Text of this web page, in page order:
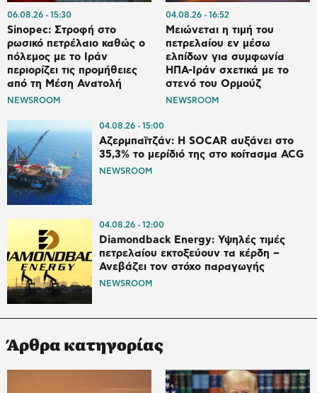
06.08.26 15:30
Sinopec: Στροφή στο
ρωσικό πετρέλαιο καθώς ο
πόλεμος με το Ιράν
περιορίζει τις προμήθειες
από τη Μέση Ανατολή
NEWSROOM
04.08.26 16:52
Μειώνεται η τιμή του
πετρελαίου εν μέσω
ελπίδων για συμφωνία
ΗΠΑ-Ιράν σχετικά με το
στενό του Ορμούζ
NEWSROOM
04.08.26 15:00
Αζερμπαϊτζάν: Η SOCAR αυξάνει στο
35,3% το μερίδιό της στο κοίτασμα ACG
NEWSROOM
04.08.26 12:00
Diamondback Energy: Υψηλές τιμές
πετρελαίου εκτοξεύουν τα κέρδη –
Ανεβάζει τον στόχο παραγωγής
NEWSROOM
Άρθρα κατηγορίας